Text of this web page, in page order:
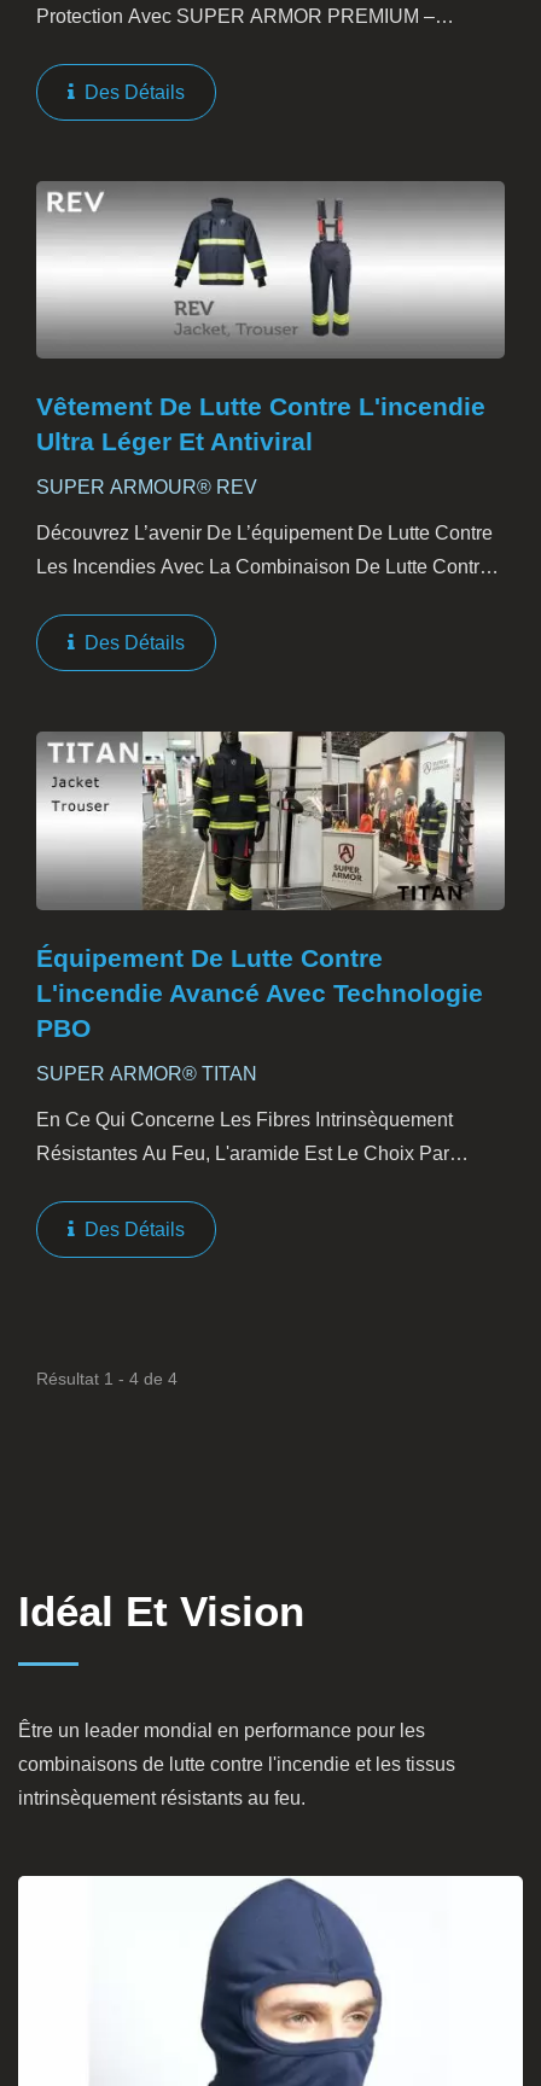
Protection Avec SUPER ARMOR PREMIUM –
Incendies Avancé. Conçu Pour La Force Et La
Durabilité, SUPER ARMOR...
Des Détails
Vêtement De Lutte Contre L'incendie
Ultra Léger Et Antiviral
SUPER ARMOUR® REV
Découvrez L’avenir De L’équipement De Lutte Contre
Les Incendies Avec La Combinaison De Lutte Contre
Un Mélange Révolutionnaire De Protection Et De
Confort...
Des Détails
Équipement De Lutte Contre
L'incendie Avancé Avec Technologie
PBO
SUPER ARMOR® TITAN
En Ce Qui Concerne Les Fibres Intrinsèquement
Résistantes Au Feu, L'aramide Est Le Choix Par
Des Performances Supérieures, La Fibre PBO Offre
Une Alternative...
Des Détails
Résultat 1 - 4 de 4
Idéal Et Vision
Être un leader mondial en performance pour les
combinaisons de lutte contre l'incendie et les tissus
intrinsèquement résistants au feu.